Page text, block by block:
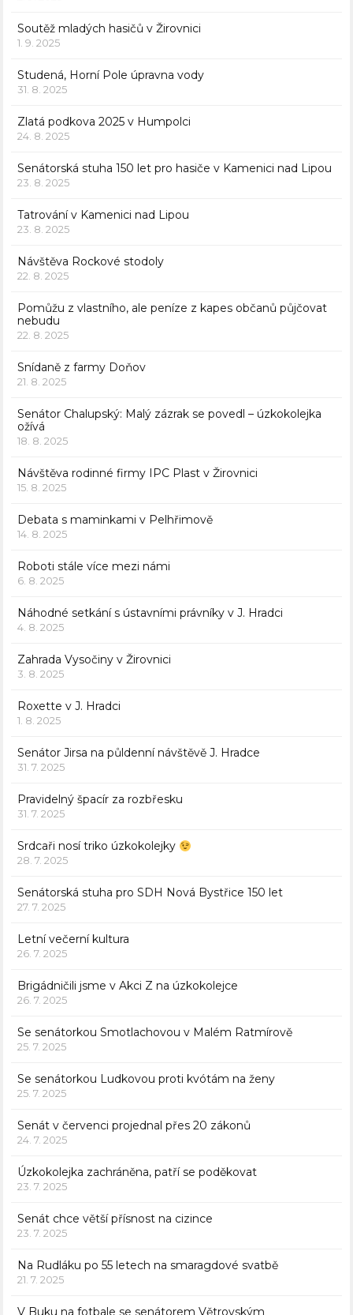
Soutěž mladých hasičů v Žirovnici
1. 9. 2025
Studená, Horní Pole úpravna vody
31. 8. 2025
Zlatá podkova 2025 v Humpolci
24. 8. 2025
Senátorská stuha 150 let pro hasiče v Kamenici nad Lipou
23. 8. 2025
Tatrování v Kamenici nad Lipou
23. 8. 2025
Návštěva Rockové stodoly
22. 8. 2025
Pomůžu z vlastního, ale peníze z kapes občanů půjčovat
nebudu
22. 8. 2025
Snídaně z farmy Doňov
21. 8. 2025
Senátor Chalupský: Malý zázrak se povedl – úzkokolejka
ožívá
18. 8. 2025
Návštěva rodinné firmy IPC Plast v Žirovnici
15. 8. 2025
Debata s maminkami v Pelhřimově
14. 8. 2025
Roboti stále více mezi námi
6. 8. 2025
Náhodné setkání s ústavními právníky v J. Hradci
4. 8. 2025
Zahrada Vysočiny v Žirovnici
3. 8. 2025
Roxette v J. Hradci
1. 8. 2025
Senátor Jirsa na půldenní návštěvě J. Hradce
31. 7. 2025
Pravidelný špacír za rozbřesku
31. 7. 2025
Srdcaři nosí triko úzkokolejky
28. 7. 2025
Senátorská stuha pro SDH Nová Bystřice 150 let
27. 7. 2025
Letní večerní kultura
26. 7. 2025
Brigádničili jsme v Akci Z na úzkokolejce
26. 7. 2025
Se senátorkou Smotlachovou v Malém Ratmírově
25. 7. 2025
Se senátorkou Ludkovou proti kvótám na ženy
25. 7. 2025
Senát v červenci projednal přes 20 zákonů
24. 7. 2025
Úzkokolejka zachráněna, patří se poděkovat
23. 7. 2025
Senát chce větší přísnost na cizince
23. 7. 2025
Na Rudláku po 55 letech na smaragdové svatbě
21. 7. 2025